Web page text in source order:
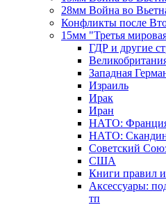
28мм Война во
Конфликты после
15мм "Третья
ГДР и другие
Западная
Израиль
Ирак
Иран
НАТО:
НАТО:
Советский
США
Книги правил
Аксессуары:
тп